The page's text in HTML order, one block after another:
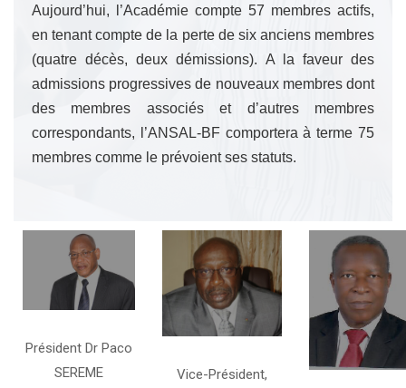
Aujourd’hui, l’Académie compte 57 membres actifs,
en tenant compte de la perte de six anciens membres
(quatre décès, deux démissions). A la faveur des
admissions progressives de nouveaux membres dont
des membres associés et d’autres membres
correspondants, l’ANSAL-BF comportera à terme 75
membres comme le prévoient ses statuts.
Président Dr Paco
SEREME
Vice-Président,